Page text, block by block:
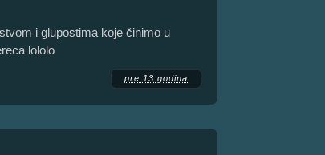
i glupostima koje činimo u
lololo
pre 13 godina